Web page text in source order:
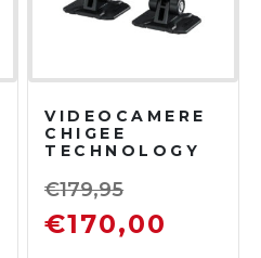
VIDEOCAMERE
CHIGEE
TECHNOLOGY
€179,95
€170,00